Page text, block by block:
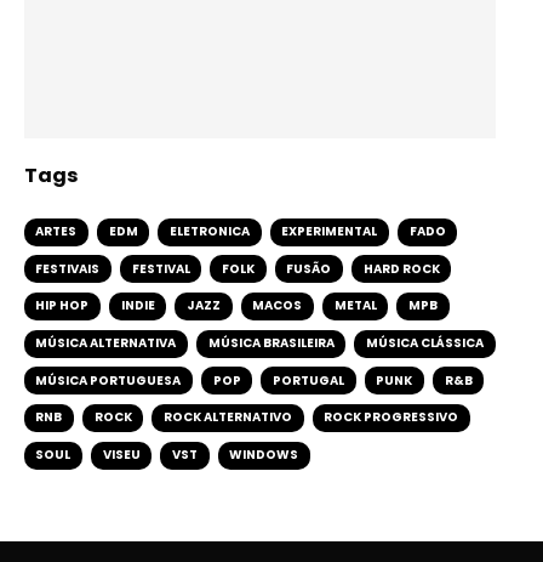
Tags
ARTES EDM ELETRONICA EXPERIMENTAL FADO
FESTIVAIS FESTIVAL FOLK FUSÃO HARD ROCK
HIP HOP INDIE JAZZ MACOS METAL MPB
MÚSICA ALTERNATIVA MÚSICA BRASILEIRA MÚSICA CLÁSSICA
MÚSICA PORTUGUESA POP PORTUGAL PUNK R&B
RNB ROCK ROCK ALTERNATIVO ROCK PROGRESSIVO
SOUL VISEU VST WINDOWS